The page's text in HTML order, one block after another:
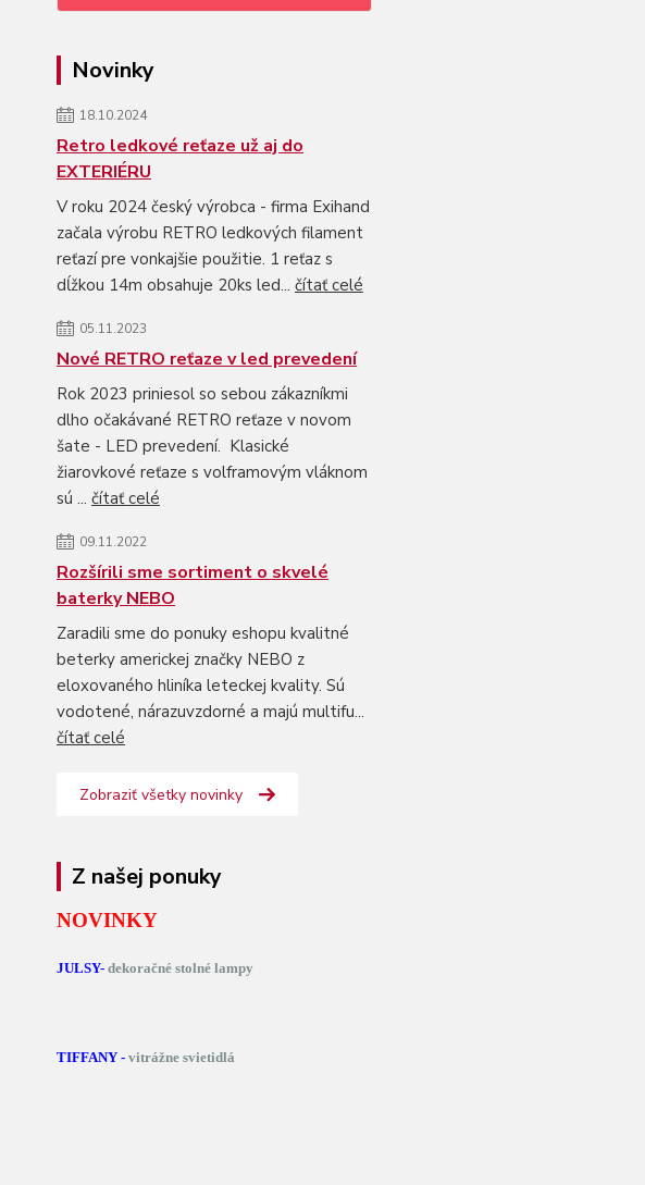
Novinky
18.10.2024
Retro ledkové reťaze už aj do
EXTERIÉRU
V roku 2024 český výrobca - firma Exihand
začala výrobu RETRO ledkových filament
reťazí pre vonkajšie použitie. 1 reťaz s
dĺžkou 14m obsahuje 20ks led... čítať celé
05.11.2023
Nové RETRO reťaze v led prevedení
Rok 2023 priniesol so sebou zákazníkmi
dlho očakávané RETRO reťaze v novom
šate - LED prevedení. Klasické
žiarovkové reťaze s volframovým vláknom
sú ... čítať celé
09.11.2022
Rozšírili sme sortiment o skvelé
baterky NEBO
Zaradili sme do ponuky eshopu kvalitné
beterky americkej značky NEBO z
eloxovaného hliníka leteckej kvality. Sú
vodotené, nárazuvzdorné a majú multifu...
čítať celé
Zobraziť všetky novinky
Z našej ponuky
NOVINKY
JULSY- dekoračné stolné lampy
TIFFANY - vitrážne svietidlá